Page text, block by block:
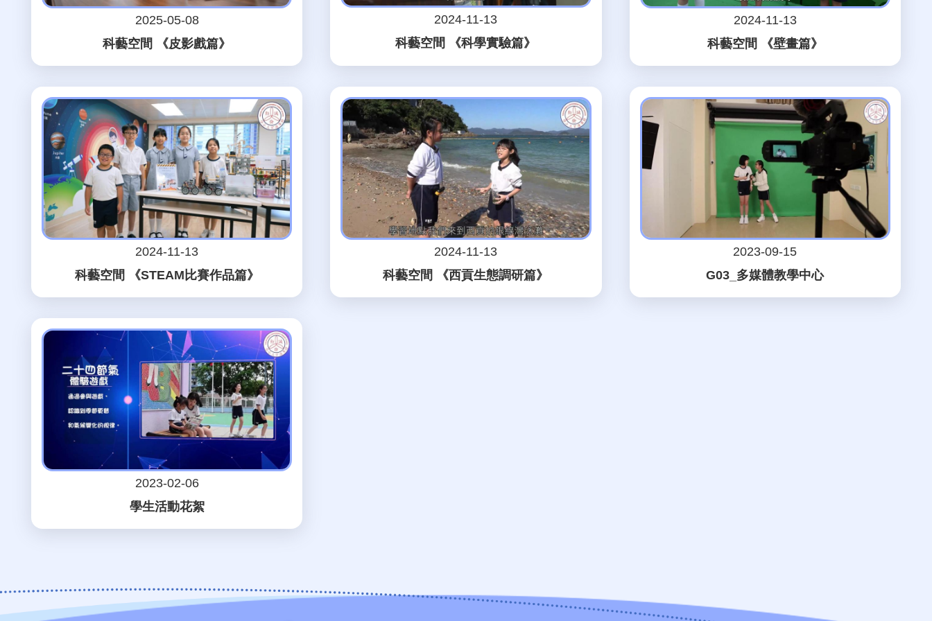
2025-05-08
科藝空間 《皮影戲篇》
2024-11-13
科藝空間 《科學實驗篇》
2024-11-13
科藝空間 《壁畫篇》
2024-11-13
科藝空間 《STEAM比賽作品篇》
2024-11-13
科藝空間 《西貢生態調研篇》
2023-09-15
G03_多媒體教學中心
2023-02-06
學生活動花絮